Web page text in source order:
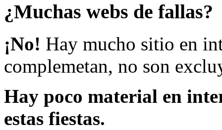
¿Muchas webs de fallas?
¡No! Hay mucho sitio en
complemetan, no son
Hay poco material en
estas fiestas.